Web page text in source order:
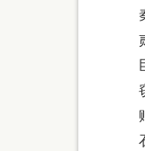
秦
贰
巨
窃
赠
石